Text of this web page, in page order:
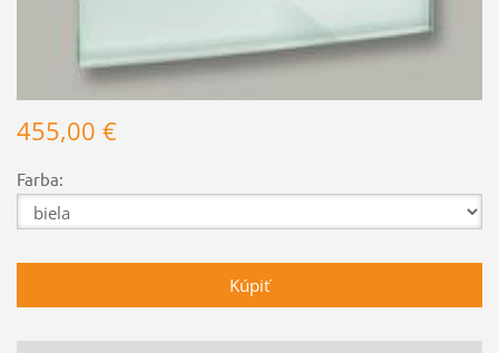
455,00 €
Farba: